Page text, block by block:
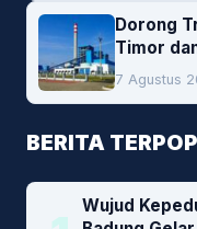
Dorong
Timor
Peluang
Cofiring
7 Agustus
BERITA
Wujud